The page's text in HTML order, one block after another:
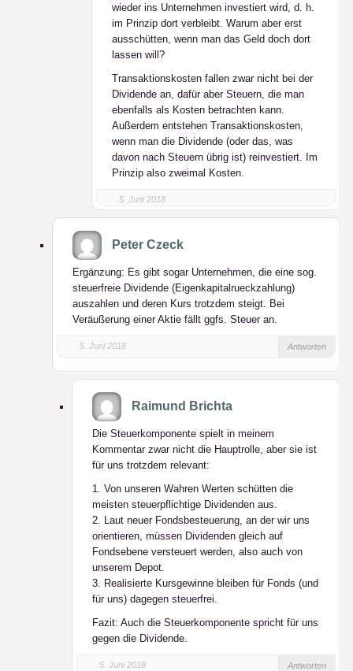
wieder ins Unternehmen investiert wird, d. h.
im Prinzip dort verbleibt. Warum aber erst
ausschütten, wenn man das Geld doch dort
lassen will?
Transaktionskosten fallen zwar nicht bei der
Dividende an, dafür aber Steuern, die man
ebenfalls als Kosten betrachten kann.
Außerdem entstehen Transaktionskosten,
wenn man die Dividende (oder das, was
davon nach Steuern übrig ist) reinvestiert. Im
Prinzip also zweimal Kosten.
5. Juni 2018
Peter Czeck
Ergänzung: Es gibt sogar Unternehmen, die eine sog.
steuerfreie Dividende (Eigenkapitalrueckzahlung)
auszahlen und deren Kurs trotzdem steigt. Bei
Veräußerung einer Aktie fällt ggfs. Steuer an.
5. Juni 2018 Antworten
Raimund Brichta
Die Steuerkomponente spielt in meinem
Kommentar zwar nicht die Hauptrolle, aber sie ist
für uns trotzdem relevant:
1. Von unseren Wahren Werten schütten die
meisten steuerpflichtige Dividenden aus.
2. Laut neuer Fondsbesteuerung, an der wir uns
orientieren, müssen Dividenden gleich auf
Fondsebene versteuert werden, also auch von
unserem Depot.
3. Realisierte Kursgewinne bleiben für Fonds (und
für uns) dagegen steuerfrei.
Fazit: Auch die Steuerkomponente spricht für uns
gegen die Dividende.
5. Juni 2018 Antworten